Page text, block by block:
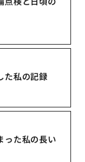
た私の記録
った私の長い